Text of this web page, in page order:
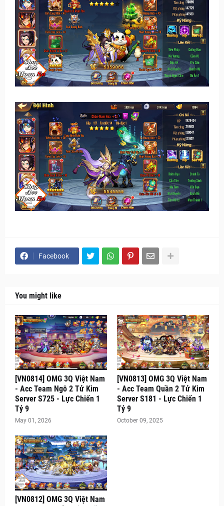
Facebook
You might like
[VN0814] OMG 3Q Việt Nam
- Acc Team Ngô 2 Tử Kim
Server S725 - Lực Chiến 1
Tỷ 9
May 01, 2026
[VN0813] OMG 3Q Việt Nam
- Acc Team Quần 2 Tử Kim
Server S181 - Lực Chiến 1
Tỷ 9
October 09, 2025
[VN0812] OMG 3Q Việt Nam